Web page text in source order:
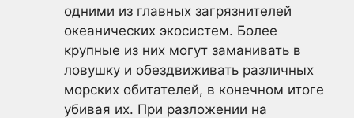
одними из главных загрязнителей
океанических экосистем. Более
крупные из них могут заманивать в
ловушку и обездвиживать различных
морских обитателей, в конечном итоге
убивая их. При разложении на